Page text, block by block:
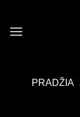
content
PRADŽIA